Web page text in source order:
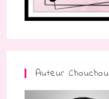
Auteur Chouchou